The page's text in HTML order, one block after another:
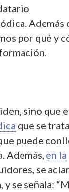
Además
por qué y
sino que
que se
puede
Además, en la
se
y se señala: